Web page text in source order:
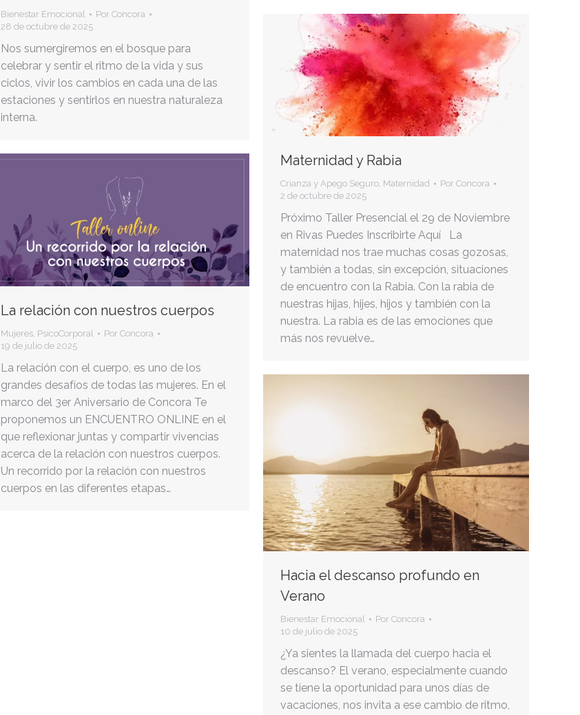
Bienestar Emocional Por Concora
28 de octubre de 2025
Nos sumergiremos en el bosque para
celebrar y sentir el ritmo de la vida y sus
ciclos, vivir los cambios en cada una de las
estaciones y sentirlos en nuestra naturaleza
interna.
Maternidad y Rabia
Crianza y Apego Seguro, Maternidad Por Concora
2 de octubre de 2025
Próximo Taller Presencial el 29 de Noviembre
en Rivas Puedes Inscribirte Aquí La
maternidad nos trae muchas cosas gozosas,
y también a todas, sin excepción, situaciones
de encuentro con la Rabia. Con la rabia de
nuestras hijas, hijes, hijos y también con la
nuestra. La rabia es de las emociones que
más nos revuelve…
La relación con nuestros cuerpos
Mujeres, PsicoCorporal Por Concora
19 de julio de 2025
La relación con el cuerpo, es uno de los
grandes desafíos de todas las mujeres. En el
marco del 3er Aniversario de Concora Te
proponemos un ENCUENTRO ONLINE en el
que reflexionar juntas y compartir vivencias
acerca de la relación con nuestros cuerpos.
Un recorrido por la relación con nuestros
cuerpos en las diferentes etapas…
Hacia el descanso profundo en
Verano
Bienestar Emocional Por Concora
10 de julio de 2025
¿Ya sientes la llamada del cuerpo hacia el
descanso? El verano, especialmente cuando
se tiene la oportunidad para unos días de
vacaciones, nos invita a ese cambio de ritmo,